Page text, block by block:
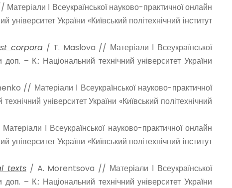
І Всеукраїнської науково-практичної онлайн
України «Київський політехнічний інститут
corpora / T. Maslova // Матеріали І Всеукраїнської
– К.: Національний технічний університет України
// Матеріали І Всеукраїнської науково-практичної
університет України «Київський політехнічний
І Всеукраїнської науково-практичної онлайн
України «Київський політехнічний інститут
texts/ A. Morentsova // Матеріали І Всеукраїнської
– К.: Національний технічний університет України